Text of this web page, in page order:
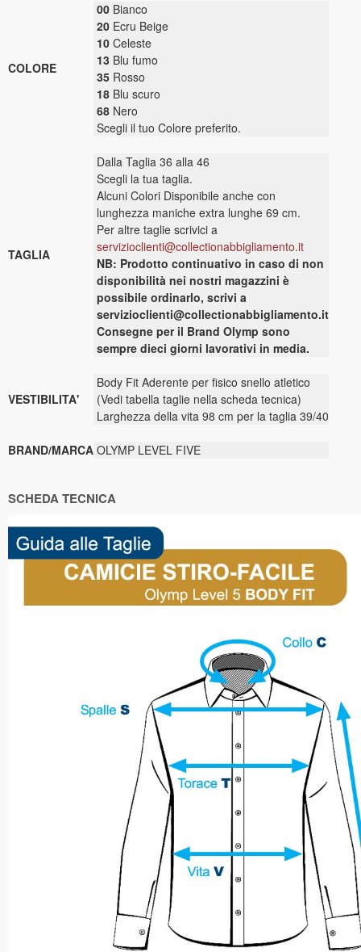
COLORE
00 Bianco
20 Ecru Beige
10 Celeste
13 Blu fumo
35 Rosso
18 Blu scuro
68 Nero
Scegli il tuo Colore preferito.
TAGLIA
Dalla Taglia 36 alla 46
Scegli la tua taglia.
Alcuni Colori Disponibile anche con
lunghezza maniche extra lunghe 69 cm.
Per altre taglie scrivici a
servizioclienti@collectionabbigliamento.it
NB: Prodotto continuativo in caso di non
disponibilità nei nostri magazzini è
possibile ordinarlo, scrivi a
servizioclienti@collectionabbigliamento.it
Consegne per il Brand Olymp sono
sempre dieci giorni lavorativi in media.
VESTIBILITA'
Body Fit Aderente per fisico snello atletico
(Vedi tabella taglie nella scheda tecnica)
Larghezza della vita 98 cm per la taglia 39/40
BRAND/MARCA OLYMP LEVEL FIVE
SCHEDA TECNICA